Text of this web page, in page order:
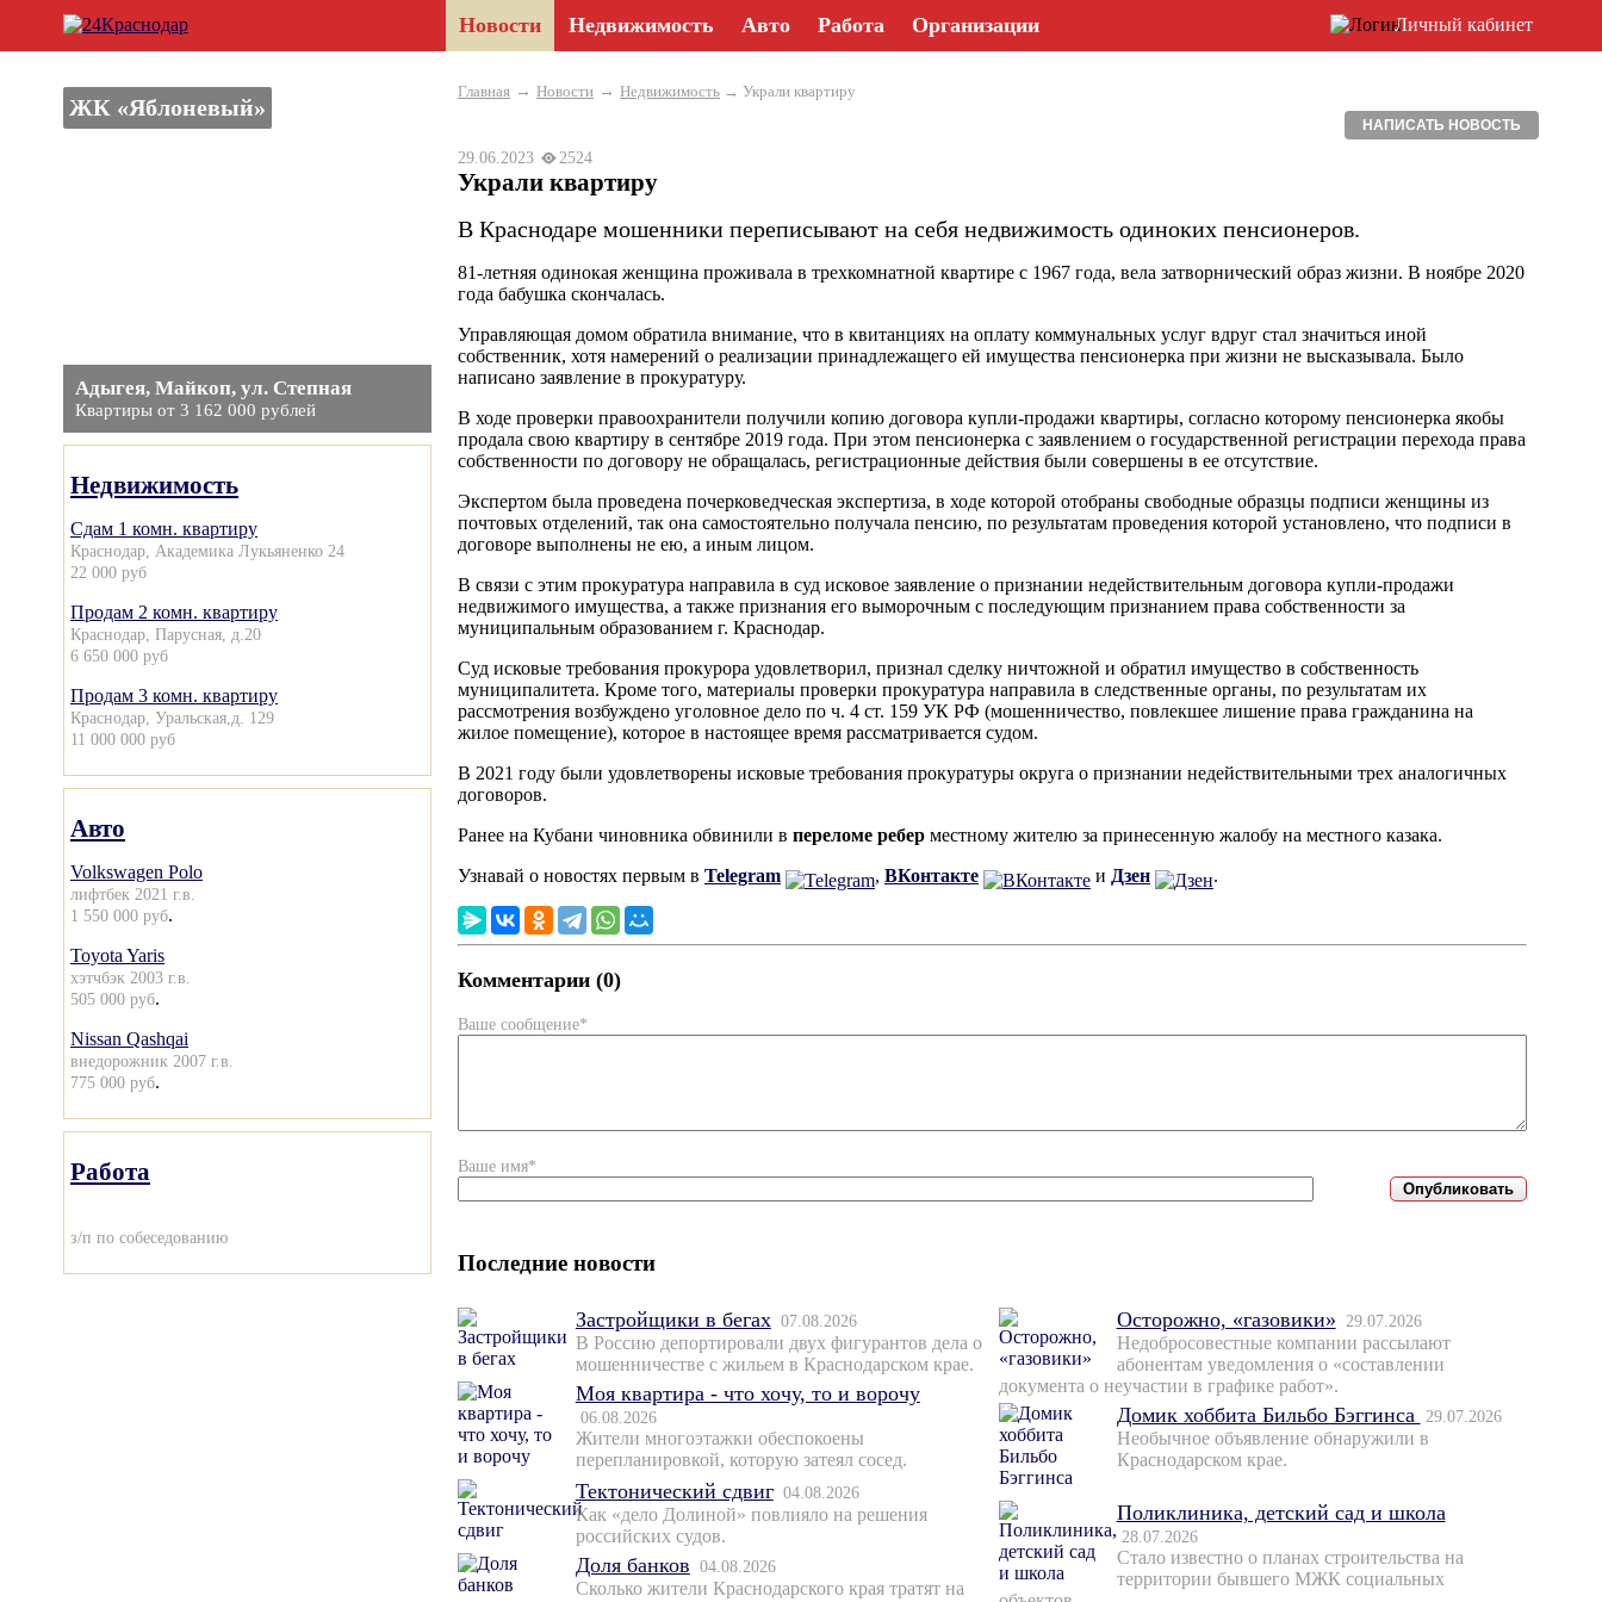
Новости Недвижимость Авто Работа Организации Личный кабинет
ЖК «Яблоневый»
Адыгея, Майкоп, ул. Степная
Квартиры от 3 162 000 рублей
Недвижимость
Сдам 1 комн. квартиру
Краснодар, Академика Лукьяненко 24
22 000 руб
Продам 2 комн. квартиру
Краснодар, Парусная, д.20
6 650 000 руб
Продам 3 комн. квартиру
Краснодар, Уральская,д. 129
11 000 000 руб
Авто
Volkswagen Polo
лифтбек 2021 г.в.
1 550 000 руб.
Toyota Yaris
хэтчбэк 2003 г.в.
505 000 руб.
Nissan Qashqai
внедорожник 2007 г.в.
775 000 руб.
Работа
з/п по собеседованию
Главная → Новости → Недвижимость → Украли квартиру
НАПИСАТЬ НОВОСТЬ
29.06.2023 2524
Украли квартиру
В Краснодаре мошенники переписывают на себя недвижимость одиноких пенсионеров.
81-летняя одинокая женщина проживала в трехкомнатной квартире с 1967 года, вела затворнический образ жизни. В ноябре 2020
года бабушка скончалась.
Управляющая домом обратила внимание, что в квитанциях на оплату коммунальных услуг вдруг стал значиться иной
собственник, хотя намерений о реализации принадлежащего ей имущества пенсионерка при жизни не высказывала. Было
написано заявление в прокуратуру.
В ходе проверки правоохранители получили копию договора купли-продажи квартиры, согласно которому пенсионерка якобы
продала свою квартиру в сентябре 2019 года. При этом пенсионерка с заявлением о государственной регистрации перехода права
собственности по договору не обращалась, регистрационные действия были совершены в ее отсутствие.
Экспертом была проведена почерковедческая экспертиза, в ходе которой отобраны свободные образцы подписи женщины из
почтовых отделений, так она самостоятельно получала пенсию, по результатам проведения которой установлено, что подписи в
договоре выполнены не ею, а иным лицом.
В связи с этим прокуратура направила в суд исковое заявление о признании недействительным договора купли-продажи
недвижимого имущества, а также признания его выморочным с последующим признанием права собственности за
муниципальным образованием г. Краснодар.
Суд исковые требования прокурора удовлетворил, признал сделку ничтожной и обратил имущество в собственность
муниципалитета. Кроме того, материалы проверки прокуратура направила в следственные органы, по результатам их
рассмотрения возбуждено уголовное дело по ч. 4 ст. 159 УК РФ (мошенничество, повлекшее лишение права гражданина на
жилое помещение), которое в настоящее время рассматривается судом.
В 2021 году были удовлетворены исковые требования прокуратуры округа о признании недействительными трех аналогичных
договоров.
Ранее на Кубани чиновника обвинили в переломе ребер местному жителю за принесенную жалобу на местного казака.
Узнавай о новостях первым в Telegram , ВКонтакте и Дзен .
Комментарии (0)
Ваше сообщение*
Ваше имя*
Последние новости
Застройщики в бегах 07.08.2026
В Россию депортировали двух фигурантов дела о
мошенничестве с жильем в Краснодарском крае.
Моя квартира - что хочу, то и ворочу
06.08.2026
Жители многоэтажки обеспокоены
перепланировкой, которую затеял сосед.
Тектонический сдвиг 04.08.2026
Как «дело Долиной» повлияло на решения
российских судов.
Доля банков 04.08.2026
Сколько жители Краснодарского края тратят на
Осторожно, «газовики» 29.07.2026
Недобросовестные компании рассылают
абонентам уведомления о «составлении
документа о неучастии в графике работ».
Домик хоббита Бильбо Бэггинса 29.07.2026
Необычное объявление обнаружили в
Краснодарском крае.
Поликлиника, детский сад и школа
28.07.2026
Стало известно о планах строительства на
территории бывшего МЖК социальных